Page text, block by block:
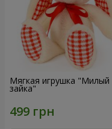
Мягкая игрушка "Милый
зайка"